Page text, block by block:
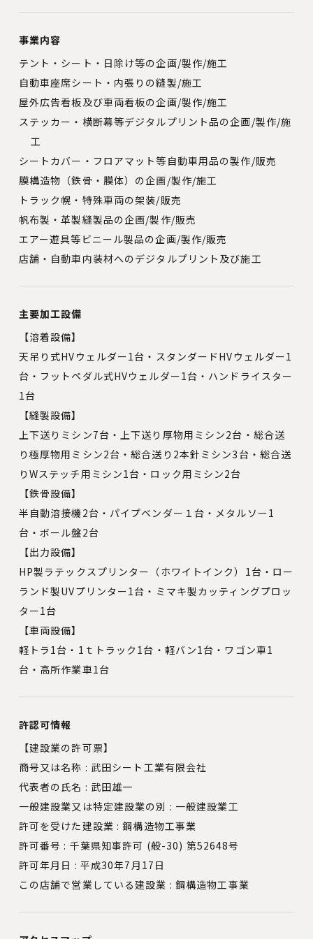
事業内容
テント・シート・日除け等の企画/製作/施工
自動車座席シート・内張りの縫製/施工
屋外広告看板及び車両看板の企画/製作/施工
ステッカー・横断幕等デジタルプリント品の企画/製作/施
工
シートカバー・フロアマット等自動車用品の製作/販売
膜構造物（鉄骨・膜体）の企画/製作/施工
トラック幌・特殊車両の架装/販売
帆布製・革製縫製品の企画/製作/販売
エアー遊具等ビニール製品の企画/製作/販売
店舗・自動車内装材へのデジタルプリント及び施工
主要加工設備
【溶着設備】
天吊り式HVウェルダー1台・スタンダードHVウェルダー1
台・フットペダル式HVウェルダー1台・ハンドライスター
1台
【縫製設備】
上下送りミシン7台・上下送り厚物用ミシン2台・総合送
り極厚物用ミシン2台・総合送り2本針ミシン3台・総合送
りWステッチ用ミシン1台・ロック用ミシン2台
【鉄骨設備】
半自動溶接機2台・パイプベンダー１台・メタルソー1
台・ボール盤2台
【出力設備】
HP製ラテックスプリンター（ホワイトインク）1台・ロー
ランド製UVプリンター1台・ミマキ製カッティングプロッ
ター1台
【車両設備】
軽トラ1台・1ｔトラック1台・軽バン1台・ワゴン車1
台・高所作業車1台
許認可情報
【建設業の許可票】
商号又は名称 : 武田シート工業有限会社
代表者の氏名 : 武田雄一
一般建設業又は特定建設業の別 : 一般建設業工
許可を受けた建設業 : 鋼構造物工事業
許可番号 : 千葉県知事許可 (般-30) 第52648号
許可年月日 : 平成30年7月17日
この店舗で営業している建設業 : 鋼構造物工事業